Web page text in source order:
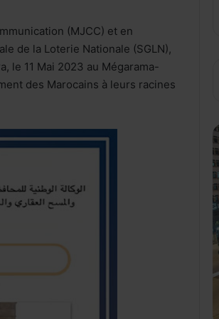
(MJCC) et en
de la Loterie Nationale (SGLN),
le 11 Mai 2023 au Mégarama-
des Marocains à leurs racines